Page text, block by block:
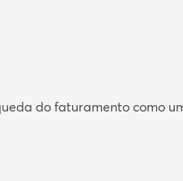
do faturamento como